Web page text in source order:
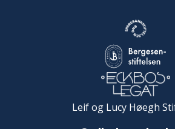
Leif og Lucy Høegh